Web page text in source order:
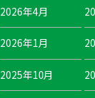
2026年4月
2026年1月
2025年10月